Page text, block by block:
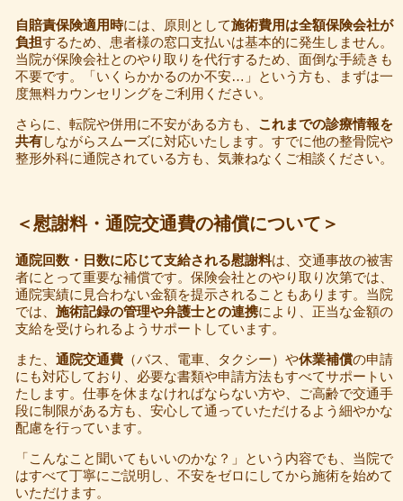
自賠責保険適用時には、原則として施術費用は全額保険会社が
負担するため、患者様の窓口支払いは基本的に発生しません。
当院が保険会社とのやり取りを代行するため、面倒な手続きも
不要です。「いくらかかるのか不安…」という方も、まずは一
度無料カウンセリングをご利用ください。
さらに、転院や併用に不安がある方も、 これまでの診療情報を
共有しながらスムーズに対応いたします。すでに他の整骨院や
整形外科に通院されている方も、気兼ねなくご相談ください。
＜慰謝料・通院交通費の補償について＞
通院回数・日数に応じて支給される慰謝料は、交通事故の被害
者にとって重要な補償です。保険会社とのやり取り次第では、
通院実績に見合わない金額を提示されることもあります。当院
では、 施術記録の管理や弁護士との連携により、正当な金額の
支給を受けられるようサポートしています。
また、 通院交通費（バス、電車、タクシー）や休業補償の申請
にも対応しており、必要な書類や申請方法もすべてサポートい
たします。仕事を休まなければならない方や、ご高齢で交通手
段に制限がある方も、安心して通っていただけるよう細やかな
配慮を行っています。
「こんなこと聞いてもいいのかな？」という内容でも、当院で
はすべて丁寧にご説明し、不安をゼロにしてから施術を始めて
いただけます。